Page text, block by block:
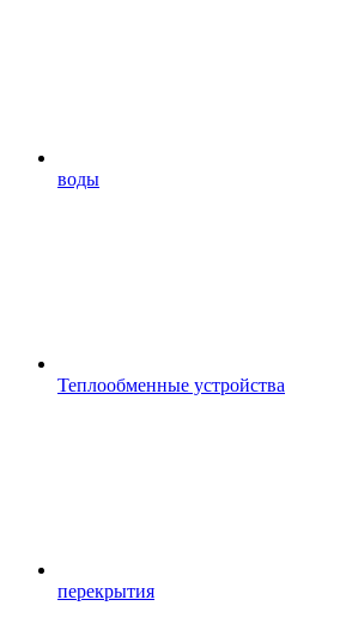
воды
Теплообменные устройства
перекрытия